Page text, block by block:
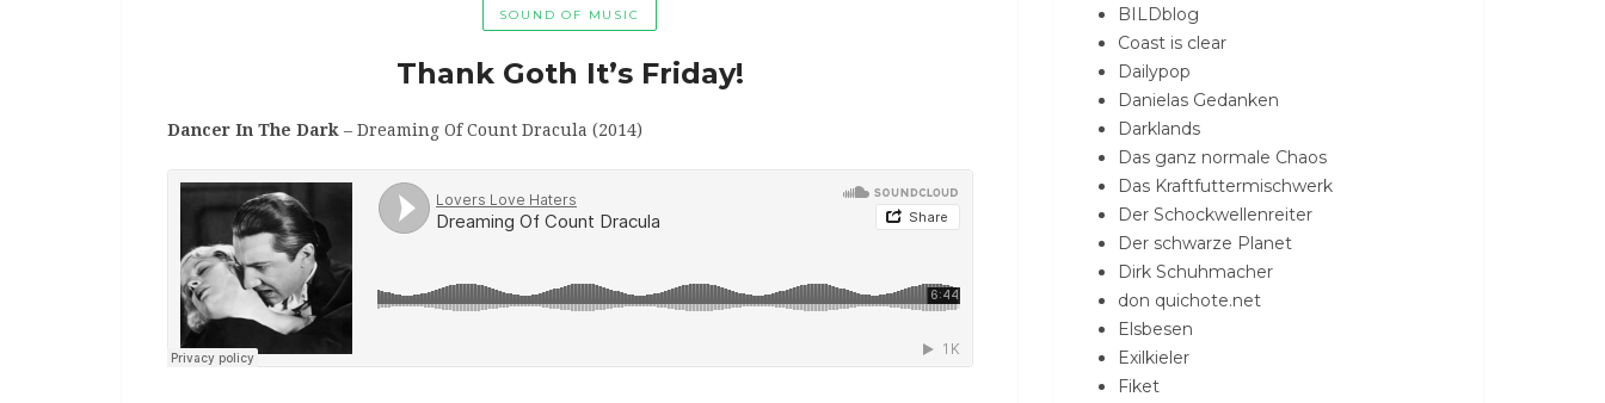
SOUND OF MUSIC
Thank Goth It’s Friday!
Dancer In The Dark – Dreaming Of Count Dracula (2014)
BILDblog
Coast is clear
Dailypop
Danielas Gedanken
Darklands
Das ganz normale Chaos
Das Kraftfuttermischwerk
Der Schockwellenreiter
Der schwarze Planet
Dirk Schuhmacher
don quichote.net
Elsbesen
Exilkieler
Fiket